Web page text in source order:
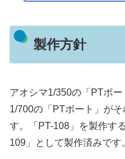
製作方針
アオシマ1/350の「PTボ
1/700の「PTボート」が
す。「PT-108」を製作す
109」として製作済みです